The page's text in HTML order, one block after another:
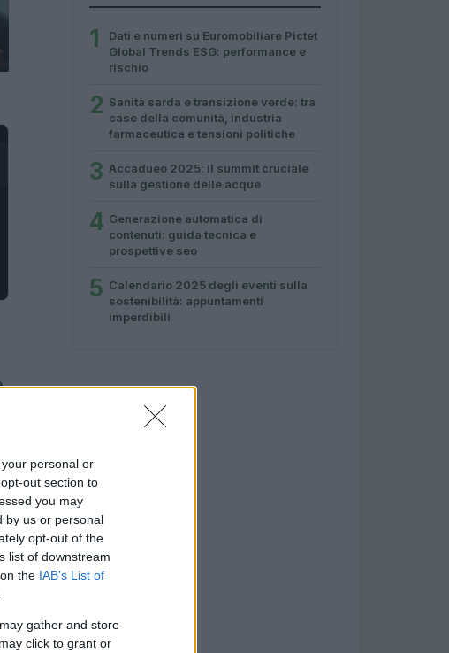
personal or
out section to
you may
by us or personal
opt-out of the
list of downstream
the IAB’s List of
gather and store
click to grant or
1
Dati e numeri su Euromobiliare Pictet
Global Trends ESG: performance e
rischio
2 Sanità sarda e transizione verde: tra
case della comunità, industria
farmaceutica e tensioni politiche
3 Accadueo 2025: il summit cruciale
sulla gestione delle acque
4 Generazione automatica di
contenuti: guida tecnica e
prospettive seo
5 Calendario 2025 degli eventi sulla
sostenibilità: appuntamenti
imperdibili